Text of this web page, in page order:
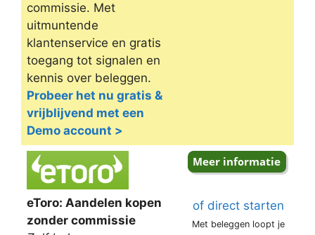
commissie. Met
uitmuntende
klantenservice en gratis
toegang tot signalen en
kennis over beleggen.
Probeer het nu gratis &
vrijblijvend met een
Demo account >
eToro: Aandelen kopen
zonder commissie
of direct starten
Met beleggen loopt je